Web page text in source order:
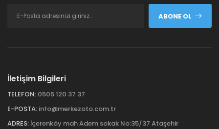
ABONE OL
İletişim Bilgileri
TELEFON: 0505 120 37 37
E-POSTA: info@merkezoto.com.tr
ADRES: İçerenköy mah Adem sokak No:35/37 Ataşehir